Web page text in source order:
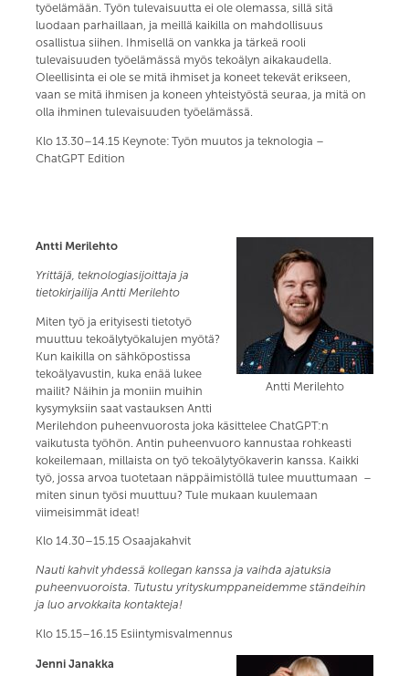
työelämään. Työn tulevaisuutta ei ole olemassa, sillä sitä
luodaan parhaillaan, ja meillä kaikilla on mahdollisuus
osallistua siihen. Ihmisellä on vankka ja tärkeä rooli
tulevaisuuden työelämässä myös tekoälyn aikakaudella.
Oleellisinta ei ole se mitä ihmiset ja koneet tekevät erikseen,
vaan se mitä ihmisen ja koneen yhteistyöstä seuraa, ja mitä on
olla ihminen tulevaisuuden työelämässä.
Klo 13.30–14.15 Keynote: Työn muutos ja teknologia –
ChatGPT Edition
Antti Merilehto
Antti Merilehto
Yrittäjä, teknologiasijoittaja ja
tietokirjailija Antti Merilehto
Miten työ ja erityisesti tietotyö
muuttuu tekoälytyökalujen myötä?
Kun kaikilla on sähköpostissa
tekoälyavustin, kuka enää lukee
mailit? Näihin ja moniin muihin
kysymyksiin saat vastauksen Antti
Merilehdon puheenvuorosta joka käsittelee ChatGPT:n
vaikutusta työhön. Antin puheenvuoro kannustaa rohkeasti
kokeilemaan, millaista on työ tekoälytyökaverin kanssa. Kaikki
työ, jossa arvoa tuotetaan näppäimistöllä tulee muuttumaan –
miten sinun työsi muuttuu? Tule mukaan kuulemaan
viimeisimmät ideat!
Klo 14.30–15.15 Osaajakahvit
Nauti kahvit yhdessä kollegan kanssa ja vaihda ajatuksia
puheenvuoroista. Tutustu yrityskumppaneidemme ständeihin
ja luo arvokkaita kontakteja!
Klo 15.15–16.15 Esiintymisvalmennus
Jenni Janakka